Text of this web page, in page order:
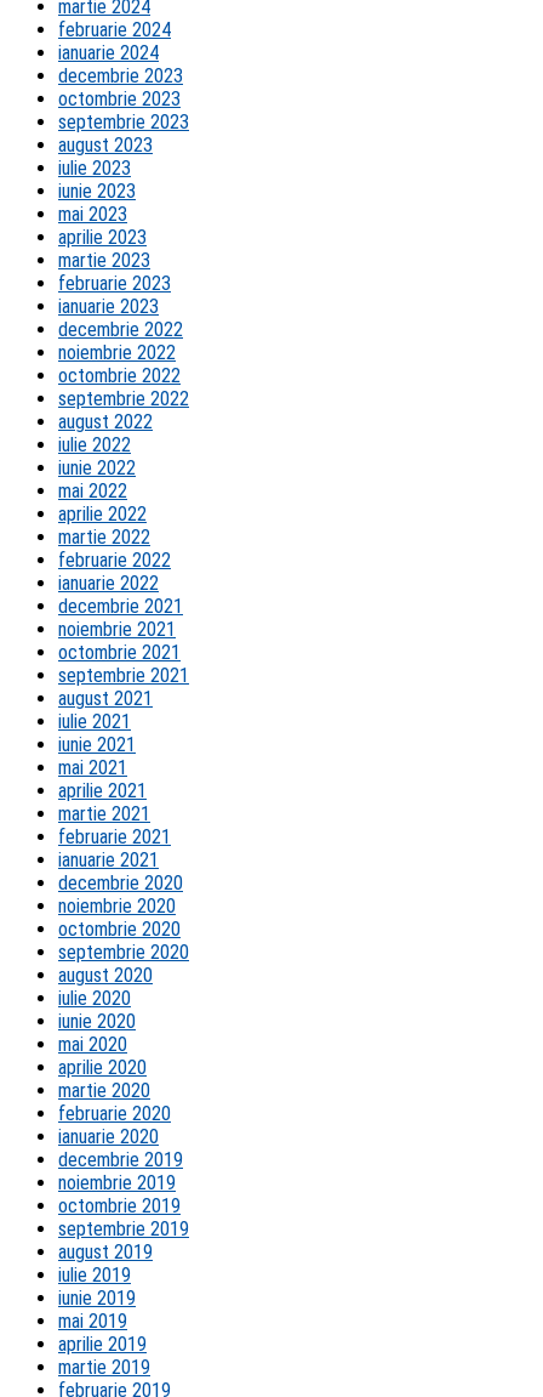
martie 2024
februarie 2024
ianuarie 2024
decembrie 2023
octombrie 2023
septembrie 2023
august 2023
iulie 2023
iunie 2023
mai 2023
aprilie 2023
martie 2023
februarie 2023
ianuarie 2023
decembrie 2022
noiembrie 2022
octombrie 2022
septembrie 2022
august 2022
iulie 2022
iunie 2022
mai 2022
aprilie 2022
martie 2022
februarie 2022
ianuarie 2022
decembrie 2021
noiembrie 2021
octombrie 2021
septembrie 2021
august 2021
iulie 2021
iunie 2021
mai 2021
aprilie 2021
martie 2021
februarie 2021
ianuarie 2021
decembrie 2020
noiembrie 2020
octombrie 2020
septembrie 2020
august 2020
iulie 2020
iunie 2020
mai 2020
aprilie 2020
martie 2020
februarie 2020
ianuarie 2020
decembrie 2019
noiembrie 2019
octombrie 2019
septembrie 2019
august 2019
iulie 2019
iunie 2019
mai 2019
aprilie 2019
martie 2019
februarie 2019